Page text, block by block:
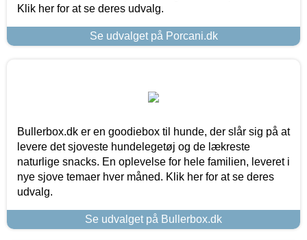
Klik her for at se deres udvalg.
Se udvalget på Porcani.dk
Bullerbox.dk er en goodiebox til hunde, der slår sig på at
levere det sjoveste hundelegetøj og de lækreste
naturlige snacks. En oplevelse for hele familien, leveret i
nye sjove temaer hver måned. Klik her for at se deres
udvalg.
Se udvalget på Bullerbox.dk